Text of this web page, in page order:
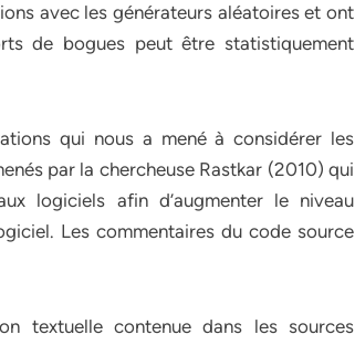
avec les générateurs aléatoires et ont
de bogues peut être statistiquement
qui nous a mené à considérer les
par la chercheuse Rastkar (2010) qui
logiciels afin d’augmenter le niveau
Les commentaires du code source
textuelle contenue dans les sources